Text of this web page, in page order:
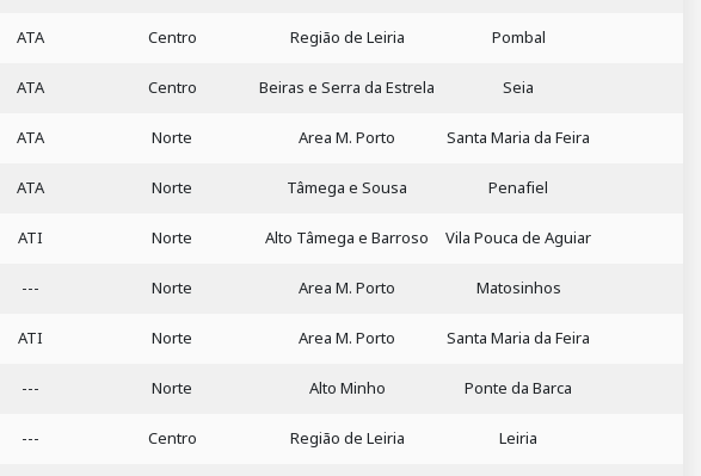
ATA Centro Região de Leiria Pombal
ATA Centro Beiras e Serra da Estrela Seia
ATA Norte Area M. Porto Santa Maria da Feira
ATA Norte Tâmega e Sousa Penafiel
ATI Norte Alto Tâmega e Barroso Vila Pouca de Aguiar
--- Norte Area M. Porto Matosinhos
ATI Norte Area M. Porto Santa Maria da Feira
--- Norte Alto Minho Ponte da Barca
--- Centro Região de Leiria Leiria